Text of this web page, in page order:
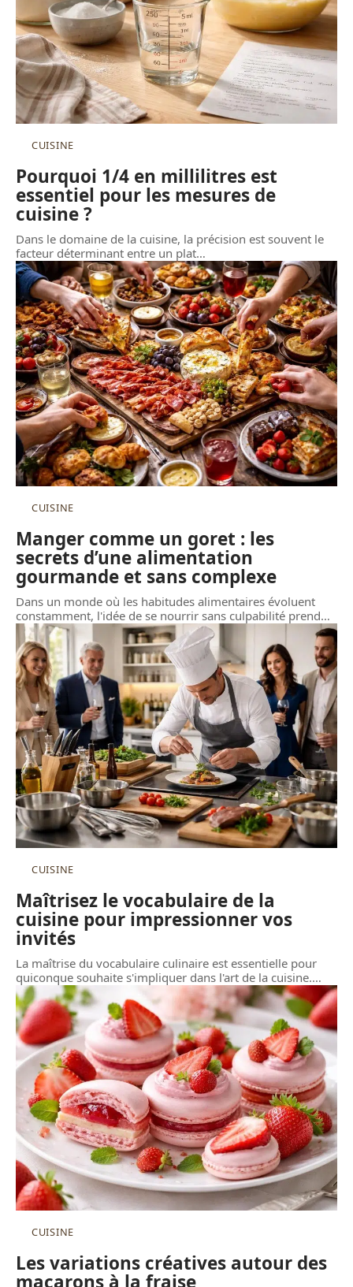
CUISINE
Pourquoi 1/4 en millilitres est
essentiel pour les mesures de
cuisine ?
Dans le domaine de la cuisine, la précision est souvent le
facteur déterminant entre un plat…
CUISINE
Manger comme un goret : les
secrets d’une alimentation
gourmande et sans complexe
Dans un monde où les habitudes alimentaires évoluent
constamment, l'idée de se nourrir sans culpabilité prend…
CUISINE
Maîtrisez le vocabulaire de la
cuisine pour impressionner vos
invités
La maîtrise du vocabulaire culinaire est essentielle pour
quiconque souhaite s'impliquer dans l'art de la cuisine.…
CUISINE
Les variations créatives autour des
macarons à la fraise